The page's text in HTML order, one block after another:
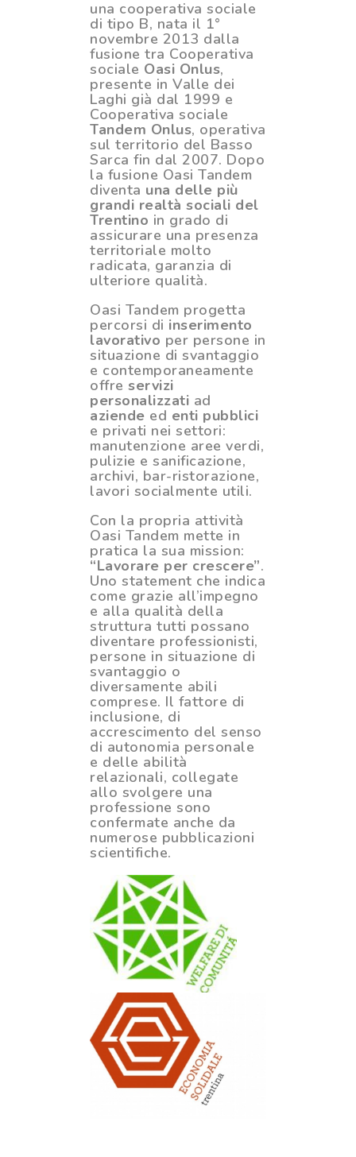
una cooperativa sociale
di tipo B, nata il 1°
novembre 2013 dalla
fusione tra Cooperativa
sociale Oasi Onlus,
presente in Valle dei
Laghi già dal 1999 e
Cooperativa sociale
Tandem Onlus, operativa
sul territorio del Basso
Sarca fin dal 2007. Dopo
la fusione Oasi Tandem
diventa una delle più
grandi realtà sociali del
Trentino in grado di
assicurare una presenza
territoriale molto
radicata, garanzia di
ulteriore qualità.
Oasi Tandem progetta
percorsi di inserimento
lavorativo per persone in
situazione di svantaggio
e contemporaneamente
offre servizi
personalizzati ad
aziende ed enti pubblici
e privati nei settori:
manutenzione aree verdi,
pulizie e sanificazione,
archivi, bar-ristorazione,
lavori socialmente utili.
Con la propria attività
Oasi Tandem mette in
pratica la sua mission:
“Lavorare per crescere”.
Uno statement che indica
come grazie all’impegno
e alla qualità della
struttura tutti possano
diventare professionisti,
persone in situazione di
svantaggio o
diversamente abili
comprese. Il fattore di
inclusione, di
accrescimento del senso
di autonomia personale
e delle abilità
relazionali, collegate
allo svolgere una
professione sono
confermate anche da
numerose pubblicazioni
scientifiche.